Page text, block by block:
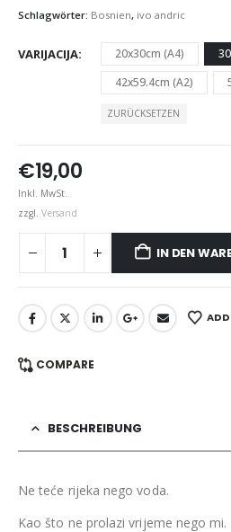
Schlagwörter: Bosnien, ivo andric
VARIJACIJA 20x30cm (A4)
42x59.4cm (A2)
ZURÜCKSETZEN
€19,00
Inkl. MwSt.
zzgl. Versand
IN DEN
COMPARE
BESCHREIBUNG
Ne teće rijeka nego voda.
Kao što ne prolazi vrijeme nego mi.